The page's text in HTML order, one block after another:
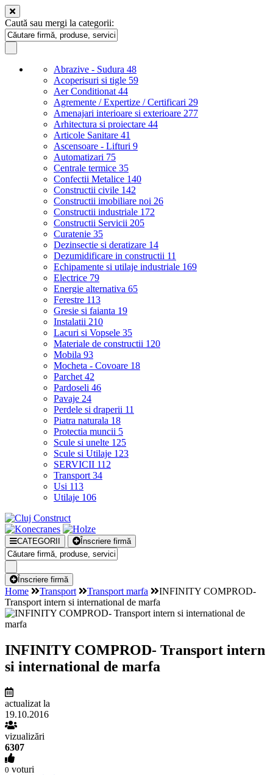
Caută sau mergi la categorii:
Abrazive - Sudura 48
Acoperisuri si tigle 59
Aer Conditionat 44
Agremente / Expertize / Certificari 29
Amenajari interioare si exterioare 277
Arhitectura si proiectare 44
Articole Sanitare 41
Ascensoare - Lifturi 9
Automatizari 75
Centrale termice 35
Confectii Metalice 140
Constructii civile 142
Constructii imobiliare noi 26
Constructii industriale 172
Constructii Servicii 205
Curatenie 35
Dezinsectie si deratizare 14
Dezumidificare in constructii 11
Echipamente si utilaje industriale 169
Electrice 79
Energie alternativa 65
Ferestre 113
Gresie si faianta 19
Instalatii 210
Lacuri si Vopsele 35
Materiale de constructii 120
Mobila 93
Mocheta - Covoare 18
Parchet 42
Pardoseli 46
Pavaje 24
Perdele si draperii 11
Piatra naturala 18
Protectia muncii 5
Scule si unelte 125
Scule si Utilaje 123
SERVICII 112
Transport 34
Usi 113
Utilaje 106
CATEGORII Înscriere firmă
Înscriere firmă
Home Transport Transport marfa
INFINITY COMPROD-
Transport intern si international de marfa
INFINITY COMPROD- Transport intern
si international de marfa
actualizat la
19.10.2016
vizualizări
6307
0 voturi